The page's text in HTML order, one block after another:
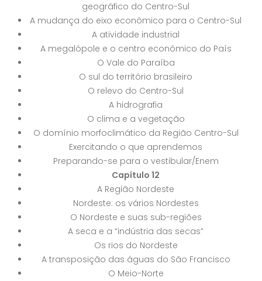
geográfico do Centro-Sul
A mudança do eixo econômico para o Centro-Sul
A atividade industrial
A megalópole e o centro econômico do País
O Vale do Paraíba
O sul do território brasileiro
O relevo do Centro-Sul
A hidrografia
O clima e a vegetação
O domínio morfoclimático da Região Centro-Sul
Exercitando o que aprendemos
Preparando-se para o vestibular/Enem
Capítulo 12
A Região Nordeste
Nordeste: os vários Nordestes
O Nordeste e suas sub-regiões
A seca e a “indústria das secas”
Os rios do Nordeste
A transposição das águas do São Francisco
O Meio-Norte